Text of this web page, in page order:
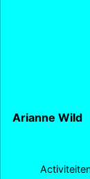
Arianne Wild